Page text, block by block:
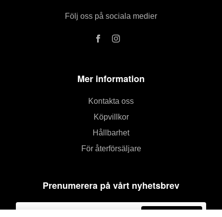
Följ oss på sociala medier
Mer information
Kontakta oss
Köpvillkor
Hållbarhet
För återförsäljare
Prenumerera på vårt nyhetsbrev